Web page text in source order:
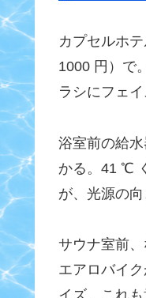
カプセルホ
1000 円）で
ラシにフェ
浴室前の給
かる。41 ℃
が、光源の
サウナ室前
エアロバイ